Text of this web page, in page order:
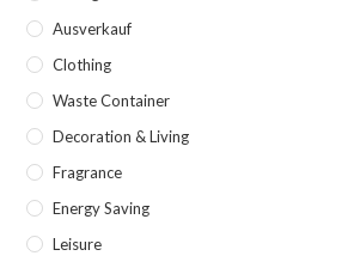
Ausverkauf
Clothing
Waste Container
Decoration & Living
Fragrance
Energy Saving
Leisure